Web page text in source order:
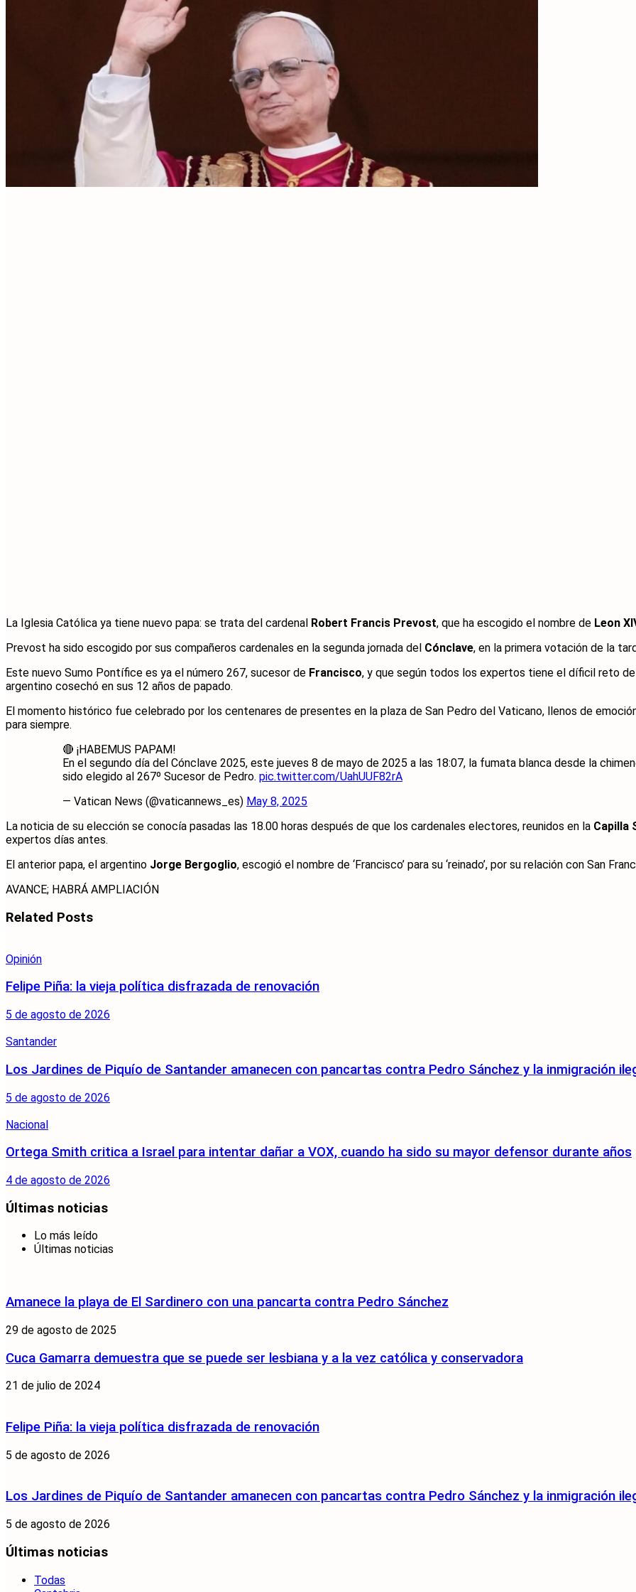
La Iglesia Católica ya tiene nuevo papa: se trata del cardenal Robert Francis Prevost, que ha escogido el nombre de Leon
Prevost ha sido escogido por sus compañeros cardenales en la segunda jornada del Cónclave, en la primera votación de la
Este nuevo Sumo Pontífice es ya el número 267, sucesor de Francisco, y que según todos los expertos tiene el díficil reto
argentino cosechó en sus 12 años de papado.
El momento histórico fue celebrado por los centenares de presentes en la plaza de San Pedro del Vaticano, llenos de
para siempre.
🔴 ¡HABEMUS PAPAM!
En el segundo día del Cónclave 2025, este jueves 8 de mayo de 2025 a las 18:07, la fumata blanca desde la
sido elegido al 267º Sucesor de Pedro. pic.twitter.com/UahUUF82rA
— Vatican News (@vaticannews_es) May 8, 2025
La noticia de su elección se conocía pasadas las 18.00 horas después de que los cardenales electores, reunidos en la Capilla
expertos días antes.
El anterior papa, el argentino Jorge Bergoglio, escogió el nombre de ‘Francisco’ para su ‘reinado’, por su relación con San
AVANCE; HABRÁ AMPLIACIÓN
Related Posts
Opinión
Felipe Piña: la vieja política disfrazada de renovación
5 de agosto de 2026
Santander
Los Jardines de Piquío de Santander amanecen con pancartas contra Pedro Sánchez y la inmigración
5 de agosto de 2026
Nacional
Ortega Smith critica a Israel para intentar dañar a VOX, cuando ha sido su mayor defensor durante años
4 de agosto de 2026
Últimas noticias
Lo más leído
Últimas noticias
Amanece la playa de El Sardinero con una pancarta contra Pedro Sánchez
29 de agosto de 2025
Cuca Gamarra demuestra que se puede ser lesbiana y a la vez católica y conservadora
21 de julio de 2024
Felipe Piña: la vieja política disfrazada de renovación
5 de agosto de 2026
Los Jardines de Piquío de Santander amanecen con pancartas contra Pedro Sánchez y la inmigración
5 de agosto de 2026
Últimas noticias
Todas